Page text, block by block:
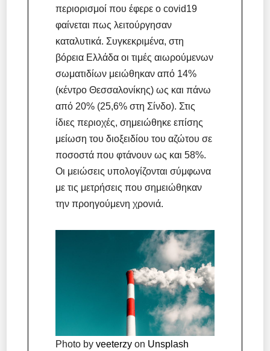
περιορισμοί που έφερε ο covid19
φαίνεται πως λειτούργησαν
καταλυτικά. Συγκεκριμένα, στη
βόρεια Ελλάδα οι τιμές αιωρούμενων
σωματιδίων μειώθηκαν από 14%
(κέντρο Θεσσαλονίκης) ως και πάνω
από 20% (25,6% στη Σίνδο). Στις
ίδιες περιοχές, σημειώθηκε επίσης
μείωση του διοξειδίου του αζώτου σε
ποσοστά που φτάνουν ως και 58%.
Οι μειώσεις υπολογίζονται σύμφωνα
με τις μετρήσεις που σημειώθηκαν
την προηγούμενη χρονιά.
Photo byveeterzy on Unsplash